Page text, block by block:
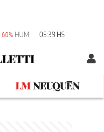
60% HUM 05:39 HS